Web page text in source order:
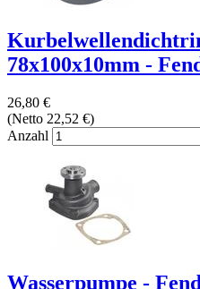
78x100x10mm -
26,80 €
(Netto 22,52 €)
Anzahl
Wasserpumpe -